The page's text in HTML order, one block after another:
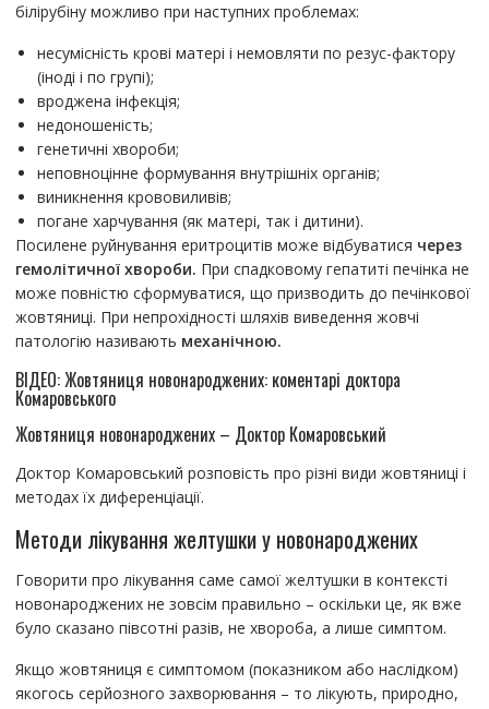
білірубіну можливо при наступних проблемах:
несумісність крові матері і немовляти по резус-фактору
(іноді і по групі);
вроджена інфекція;
недоношеність;
генетичні хвороби;
неповноцінне формування внутрішніх органів;
виникнення крововиливів;
погане харчування (як матері, так і дитини).
Посилене руйнування еритроцитів може відбуватися через
гемолітичної хвороби. При спадковому гепатиті печінка не
може повністю сформуватися, що призводить до печінкової
жовтяниці. При непрохідності шляхів виведення жовчі
патологію називають механічною.
ВІДЕО: Жовтяниця новонароджених: коментарі доктора
Комаровського
Жовтяниця новонароджених – Доктор Комаровський
Доктор Комаровський розповість про різні види жовтяниці і
методах їх диференціації.
Методи лікування желтушки у новонароджених
Говорити про лікування саме самої желтушки в контексті
новонароджених не зовсім правильно – оскільки це, як вже
було сказано півсотні разів, не хвороба, а лише симптом.
Якщо жовтяниця є симптомом (показником або наслідком)
якогось серйозного захворювання – то лікують, природно,